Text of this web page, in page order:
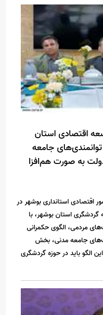
اقتصادی استان
توانمندی‌های جامعه
به صورت هم‌افزا
اقتصادی استانداری بوشهر در
استان بوشهر، با
مردمی، الگوی حکمرانی
جامعه مدنی، بخش
باید در حوزه گردشگری